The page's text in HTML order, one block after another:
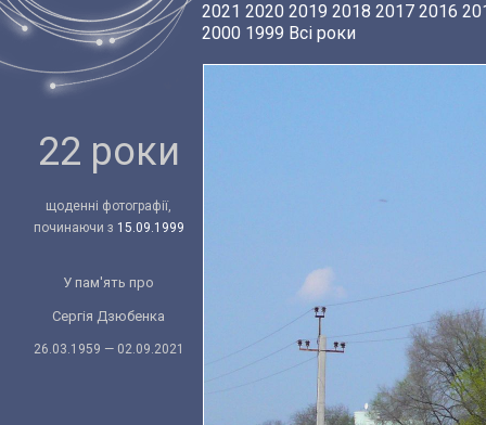
22 роки
щоденні фотографії,
починаючи з 15.09.1999
У пам'ять про
Сергія Дзюбенка
26.03.1959 — 02.09.2021
2021 2020 2019 2018 2017 2016
2000 1999 Всі роки